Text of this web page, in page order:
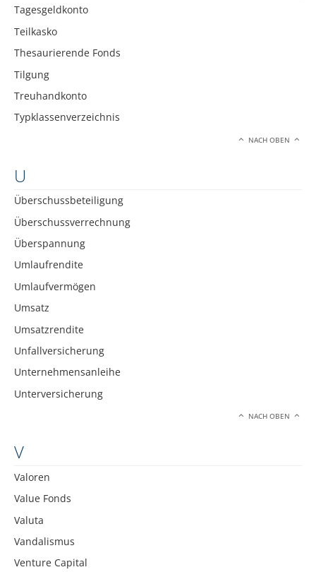
Tagesgeldkonto
Teilkasko
Thesaurierende Fonds
Tilgung
Treuhandkonto
Typklassenverzeichnis
NACH OBEN
U
Überschussbeteiligung
Überschussverrechnung
Überspannung
Umlaufrendite
Umlaufvermögen
Umsatz
Umsatzrendite
Unfallversicherung
Unternehmensanleihe
Unterversicherung
NACH OBEN
V
Valoren
Value Fonds
Valuta
Vandalismus
Venture Capital